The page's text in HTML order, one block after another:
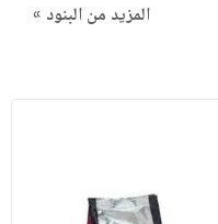
المزيد من البنود »